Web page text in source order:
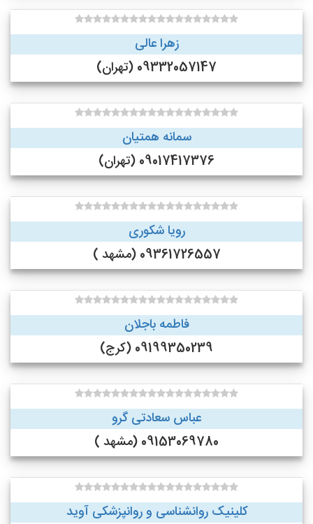
زهرا عالی
09332057147 (تهران)
سمانه همتیان
09017417376 (تهران)
رویا شکوری
09361726557 (مشهد )
فاطمه باجلان
09199350239 (کرج)
عباس سعادتی گرو
09153069780 (مشهد )
کلینیک روانشناسی و روانپزشکی آوید